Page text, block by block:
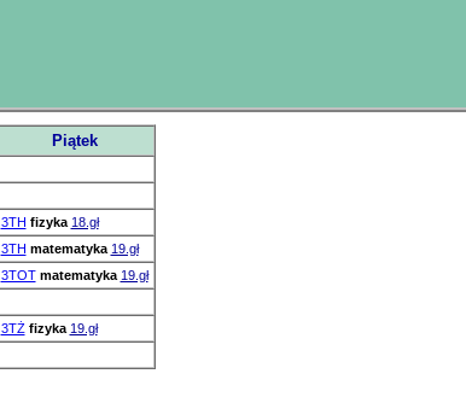
Piątek
3TH fizyka 18.gł
3TH matematyka 19.gł
3TOT matematyka 19.gł
3TŻ fizyka 19.gł